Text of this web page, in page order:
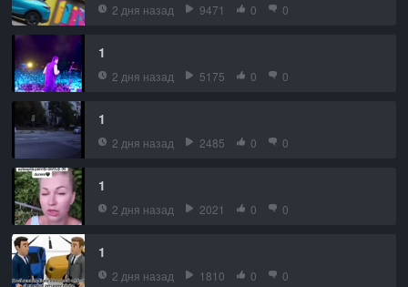
2 дня назад 9471 0 0
1
2 дня назад 5175 0 0
1
2 дня назад 2485 0 0
1
2 дня назад 2021 0 0
1
2 дня назад 1810 0 0